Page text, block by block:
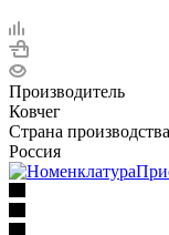
Производитель
Ковчег
Страна производства
Россия